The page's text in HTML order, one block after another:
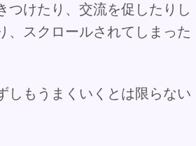
つけたり、交流を促したりし
、スクロールされてしまった
しもうまくいくとは限らない